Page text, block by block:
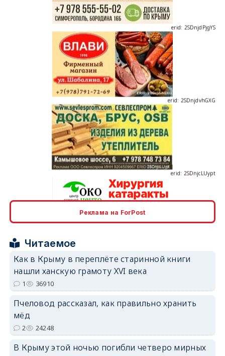
erid: 2SDnjdvhGXG
erid: 2SDnjcrDNw6
erid: 2SDnjdPjgYS
Реклама на ForPost
Читаемое
Как в Крыму в переплёте старинной книги
нашли ханскую грамоту XVI века
1 36910
Пчеловод рассказал, как правильно хранить
мёд
2 24248
В Крыму этой ночью погибли четверо мирных